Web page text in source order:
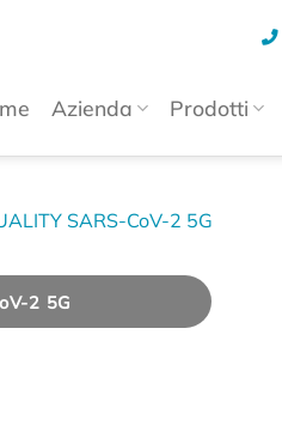
Azienda Prodotti
2 5G